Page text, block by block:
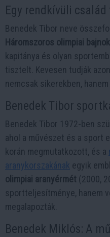
Egy rendkívüli
Benedek Tibor neve
Háromszoros olimpiai bajnok
kapitánya és olyan
tisztelt. Kevesen tudják
nemcsak sikerekben,
Benedek Tibor
Benedek Tibor 1972-ben
ahol a művészet és a sport
korán megmutatkozott, és a
aranykorszakának egyik
olimpiai aranyérmét (2000,
sportteljesítménye, hanem
megalapozták.
Benedek Miklós: A